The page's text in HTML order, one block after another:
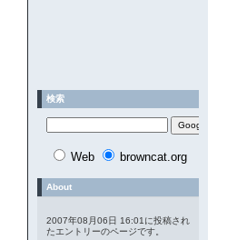
検索
Web browncat.org
About
2007年08月06日 16:01に投稿され
たエントリーのページです。